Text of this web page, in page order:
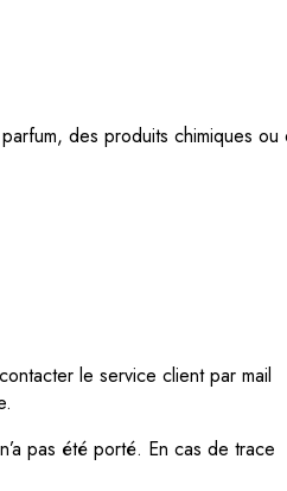
des produits chimiques ou
le service client par mail
pas été porté. En cas de trace